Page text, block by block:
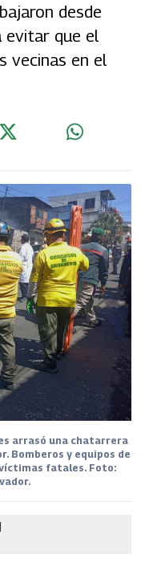
desde
evitar que el
vecinas en el
arrasó una chatarrera
Bomberos y equipos de
fatales. Foto: